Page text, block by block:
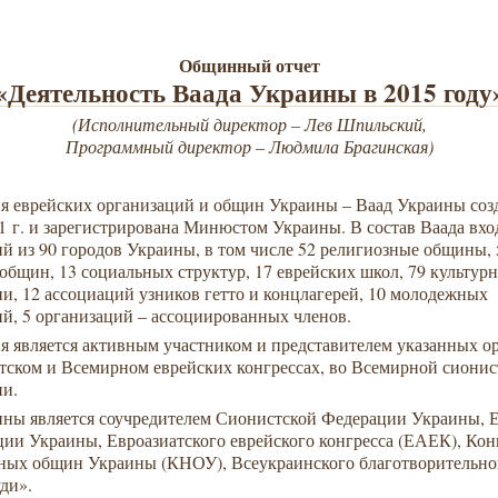
Общинный отчет
Ваада Украины в 2015
(Исполнительный директор – Лев Шпильский,
Программный директор – Людмила Брагинская)
еврейских организаций и общин Украины – Ваад Украины
г. и зарегистрирована Минюстом Украины. В состав Ваада
из 90 городов Украины, в том числе 52 религиозные общины,
13 социальных структур, 17 еврейских школ, 79
12 ассоциаций узников гетто и концлагерей, 10 молодежных
5 организаций – ассоциированных членов.
является активным участником и представителем указанных
и Всемирном еврейских конгрессах, во Всемирной
является соучредителем Сионистской Федерации Украины,
Украины, Евроазиатского еврейского конгресса (ЕАЕК),
общин Украины (КНОУ), Всеукраинского